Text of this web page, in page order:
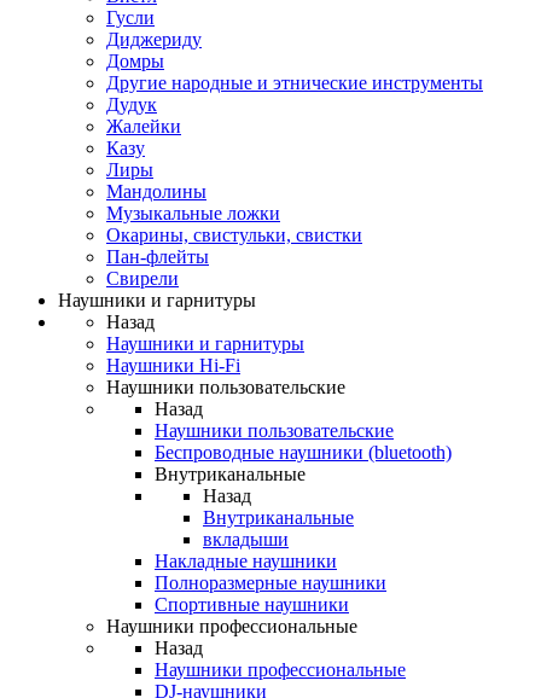
Гусли
Диджериду
Домры
Другие народные и этнические инструменты
Дудук
Жалейки
Казу
Лиры
Мандолины
Музыкальные ложки
Окарины, свистульки, свистки
Пан-флейты
Свирели
Наушники и гарнитуры
Назад
Наушники и гарнитуры
Наушники Hi-Fi
Наушники пользовательские
Назад
Наушники пользовательские
Беспроводные наушники (bluetooth)
Внутриканальные
Назад
Внутриканальные
вкладыши
Накладные наушники
Полноразмерные наушники
Спортивные наушники
Наушники профессиональные
Назад
Наушники профессиональные
DJ-наушники